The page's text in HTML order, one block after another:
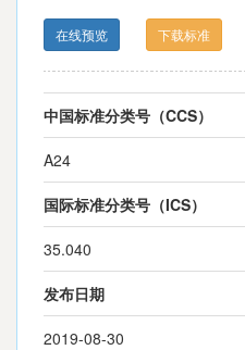
在线预览 下载标准
中国标准分类号（CCS）
A24
国际标准分类号（ICS）
35.040
发布日期
2019-08-30